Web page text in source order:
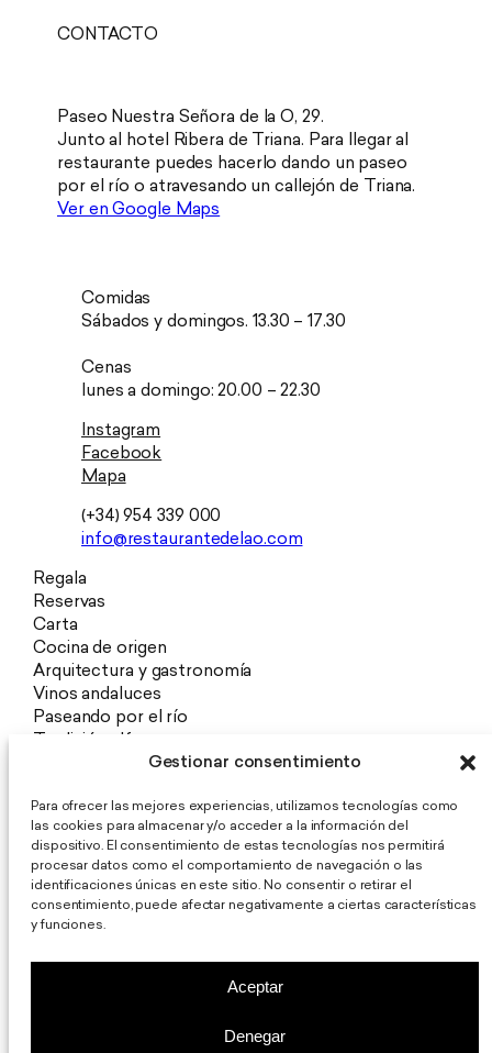
Gestionar consentimiento
Para ofrecer las mejores experiencias, utilizamos tecnologías como
las cookies para almacenar y/o acceder a la información del
dispositivo. El consentimiento de estas tecnologías nos permitirá
procesar datos como el comportamiento de navegación o las
identificaciones únicas en este sitio. No consentir o retirar el
consentimiento, puede afectar negativamente a ciertas características
y funciones.
Aceptar
Denegar
CONTACTO
Paseo Nuestra Señora de la O, 29.
Junto al hotel Ribera de Triana. Para llegar al
restaurante puedes hacerlo dando un paseo
por el río o atravesando un callejón de Triana.
Ver en Google Maps
Comidas
Sábados y domingos. 13.30 – 17.30
Cenas
lunes a domingo: 20.00 – 22.30
Instagram
Facebook
Mapa
(+34) 954 339 000
info@restaurantedelao.com
Regala
Reservas
Carta
Cocina de origen
Arquitectura y gastronomía
Vinos andaluces
Paseando por el río
Tradición alfarera
Exposiciones y Eventos
Restaurante De La O
Aviso Legal
Política de Privacidad
Política de Cookies